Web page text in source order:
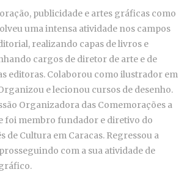
publicidade e artes gráficas como
uma intensa atividade nos campos
realizando capas de livros e
cargos de diretor de arte e de
editoras. Colaborou como ilustrador em
e lecionou cursos de desenho.
Organizadora das Comemorações a
foi membro fundador e diretivo do
de Cultura em Caracas. Regressou a
com a sua atividade de